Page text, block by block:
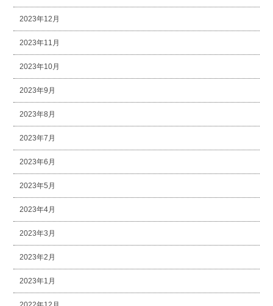
2023年12月
2023年11月
2023年10月
2023年9月
2023年8月
2023年7月
2023年6月
2023年5月
2023年4月
2023年3月
2023年2月
2023年1月